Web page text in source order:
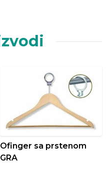
Ofinger sa prstenom
GRA